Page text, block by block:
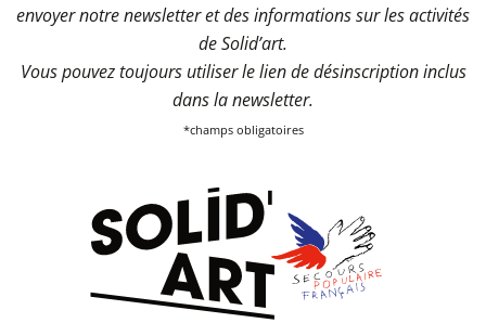
envoyer notre newsletter et des informations sur les activités
de Solid’art.
Vous pouvez toujours utiliser le lien de désinscription inclus
dans la newsletter.
*champs obligatoires